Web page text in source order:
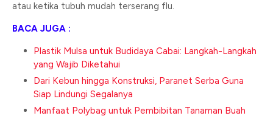
atau ketika tubuh mudah terserang flu.
BACA JUGA :
Plastik Mulsa untuk Budidaya Cabai: Langkah-Langkah
yang Wajib Diketahui
Dari Kebun hingga Konstruksi, Paranet Serba Guna
Siap Lindungi Segalanya
Manfaat Polybag untuk Pembibitan Tanaman Buah